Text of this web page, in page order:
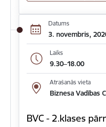
Datums
3. novembris,
Laiks
9.30–18.00
Atrašanās vieta
Biznesa Vadības
BVC - 2.klases